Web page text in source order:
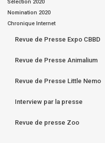
Sélection 2020
Nomination 2020
Chronique Internet
Revue de Presse Expo CBBD
Revue de Presse Animalium
Revue de Presse Little Nemo
Interview par la presse
Revue de presse Zoo